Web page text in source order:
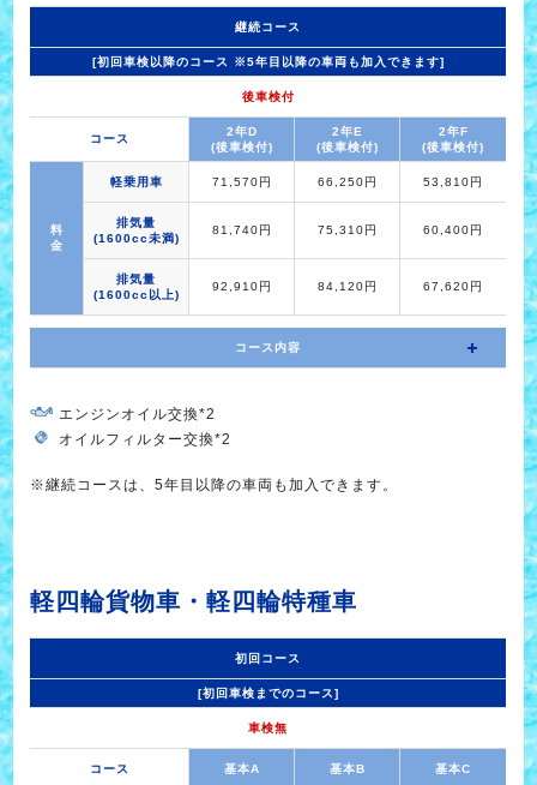
継続コース
[初回車検以降のコース ※5年目以降の車両も加入できます]
後車検付
コース
2年D
(後車検付)
2年E
(後車検付)
2年F
(後車検付)
料
金
軽乗用車 71,570円 66,250円 53,810円
排気量
(1600cc未満)
81,740円 75,310円 60,400円
排気量
(1600cc以上)
92,910円 84,120円 67,620円
コース内容
エンジンオイル交換*2
オイルフィルター交換*2
※継続コースは、5年目以降の車両も加入できます。
軽四輪貨物車・軽四輪特種車
初回コース
[初回車検までのコース]
車検無
コース 基本A 基本B 基本C